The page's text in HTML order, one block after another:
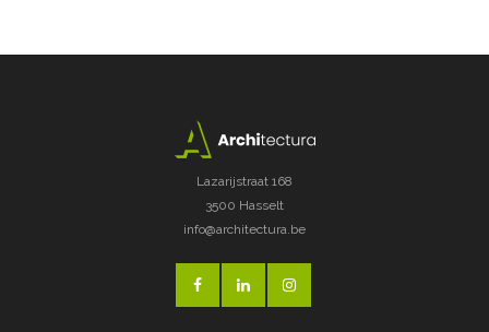
Lazarijstraat 168
3500 Hasselt
info@architectura.be